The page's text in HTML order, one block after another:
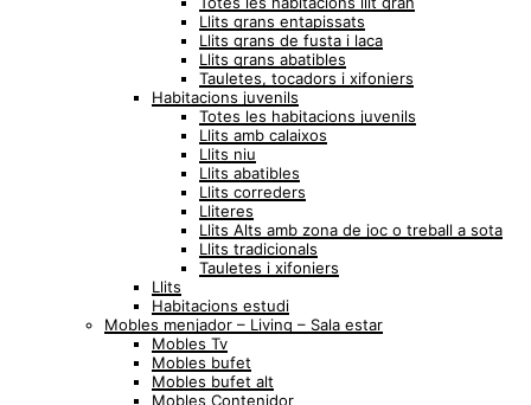
Llits grans entapissats
Llits grans de fusta i laca
Llits grans abatibles
Tauletes, tocadors i xifoniers
Habitacions juvenils
Totes les habitacions juvenils
Llits amb calaixos
Llits niu
Llits abatibles
Llits correders
Lliteres
Llits Alts amb zona de joc o treball a sota
Llits tradicionals
Tauletes i xifoniers
Llits
Habitacions estudi
Mobles menjador – Living – Sala estar
Mobles Tv
Mobles bufet
Mobles bufet alt
Mobles Contenidor